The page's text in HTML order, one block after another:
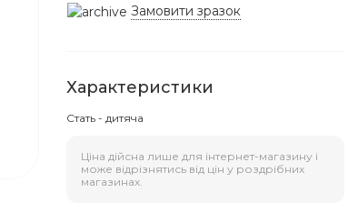
Замовити зразок
Характеристики
Стать - дитяча
Ціна дійсна лише для інтернет-магазину і
може відрізнятись від цін у роздрібних
магазинах.